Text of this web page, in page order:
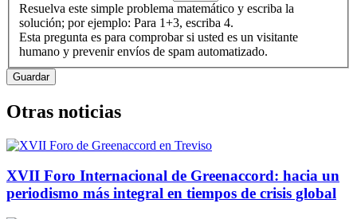
Resuelva este simple problema matemático y escriba la
solución; por ejemplo: Para 1+3, escriba 4.
Esta pregunta es para comprobar si usted es un visitante
humano y prevenir envíos de spam automatizado.
Otras noticias
XVII Foro Internacional de Greenaccord: hacia un
periodismo más integral en tiempos de crisis global